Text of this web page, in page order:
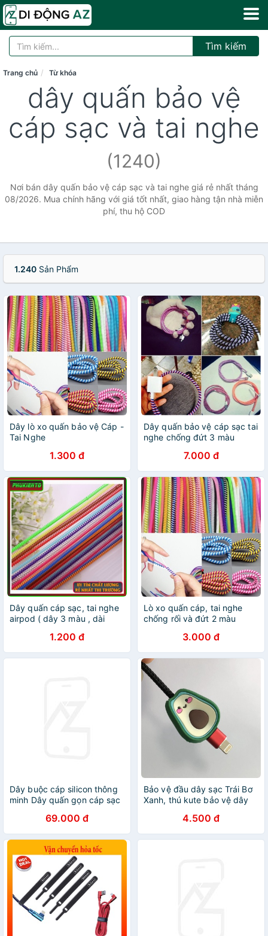
Tìm kiếm
Trang chủ Từ khóa
dây quấn bảo vệ
cáp sạc và tai nghe
(1240)
Nơi bán dây quấn bảo vệ cáp sạc và tai nghe giá rẻ nhất tháng
08/2026. Mua chính hãng với giá tốt nhất, giao hàng tận nhà miễn
phí, thu hộ COD
1.240 Sản Phẩm
Dây lò xo quấn bảo vệ Cáp -
Tai Nghe
1.300 đ
Dây quấn bảo vệ cáp sạc tai
nghe chống đứt 3 màu
7.000 đ
Dây quấn cáp sạc, tai nghe
airpod ( dây 3 màu , dài
1.200 đ
Lò xo quấn cáp, tai nghe
chống rối và đứt 2 màu
3.000 đ
Dây buộc cáp silicon thông
minh Dây quấn gọn cáp sạc
sử dụng Dây cố định cáp
điện thoại đa năng Kẹp gọn
dây tai nghe & sạc Dây quấn
silicon nhiều màu-Hàng nhập
khẩu
69.000 đ
Bảo vệ đầu dây sạc Trái Bơ
Xanh, thú kute bảo vệ dây
sạt bằng silicone - KLH
4.500 đ